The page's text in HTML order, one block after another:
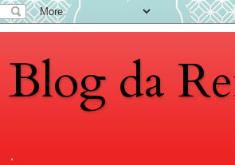
Blog da
.